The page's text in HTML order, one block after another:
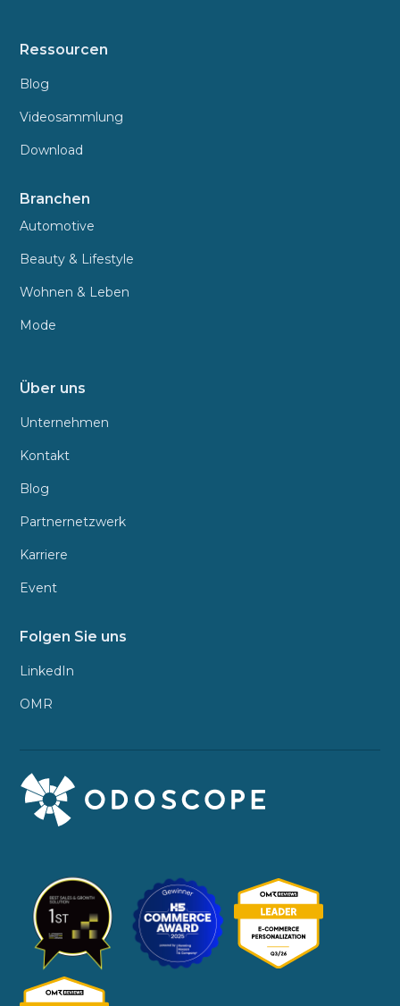
Ressourcen
Blog
Videosammlung
Download
Branchen
Automotive
Beauty & Lifestyle
Wohnen & Leben
Mode
Über uns
Unternehmen
Kontakt
Blog
Partnernetzwerk
Karriere
Event
Folgen Sie uns
LinkedIn
OMR